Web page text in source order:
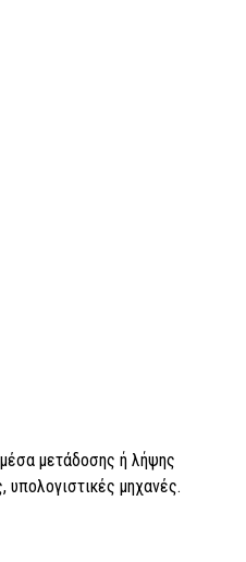
μετάδοσης ή λήψης
υπολογιστικές μηχανές.